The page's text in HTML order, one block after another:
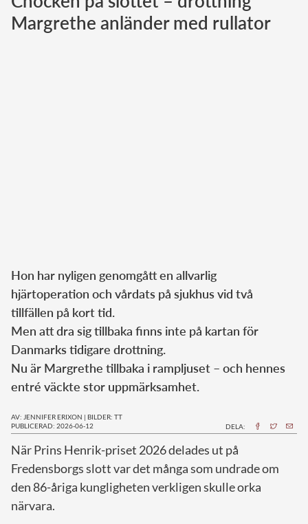
Norska kungahuset
Margrethe anländer med rullator
Hon har nyligen genomgått en allvarlig
hjärtoperation och vårdats på sjukhus vid två
tillfällen på kort tid.
Men att dra sig tillbaka finns inte på kartan för
Danmarks tidigare drottning.
Nu är Margrethe tillbaka i rampljuset – och hennes
entré väckte stor uppmärksamhet.
AV: JENNIFER ERIXON | BILDER: TT
PUBLICERAD: 2026-06-12
DELA:
När Prins Henrik-priset 2026 delades ut på
Fredensborgs slott var det många som undrade om
den 86-åriga kungligheten verkligen skulle orka
närvara.